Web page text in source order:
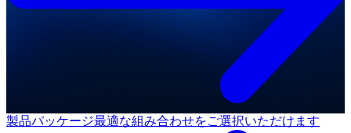
製品パッケージ最適な組み合わせをご選択いただけます